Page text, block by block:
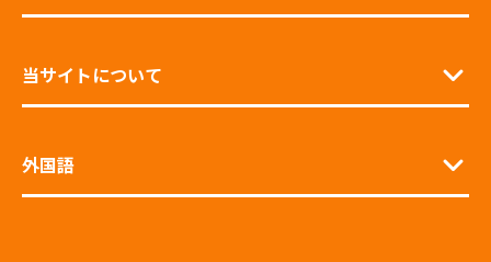
当サイトについて
外国語